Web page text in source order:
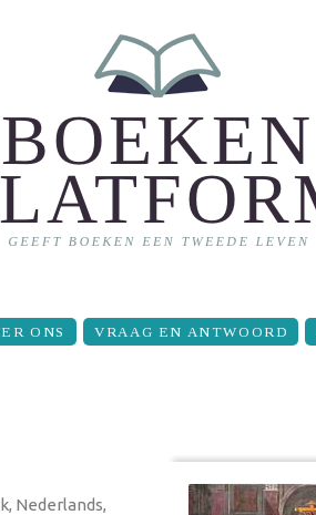
ONS VRAAG EN ANTWOORD
Nederlands,